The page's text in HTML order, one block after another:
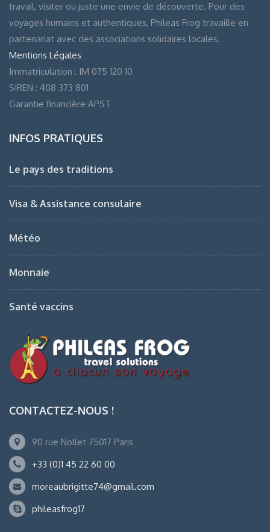
travail, visiter ou juste une envie de découverte. Pour des
voyages humains et authentiques, Phileas Frog travaille en
partenariat avec des associations solidaires locales.
Mentions Légales
Immatriculation : IM 075 120 10
SIREN : 408 373 801
Garantie financière APST
INFOS PRATIQUES
Le pays des traditions
Visa & Assistance consulaire
Météo
Monnaie
Santé vaccins
CONTACTEZ-NOUS !
90 rue Nollet 75017 Paris
+33 (0)1 45 22 60 00
moreaubrigitte74@gmail.com
phileasfrog17